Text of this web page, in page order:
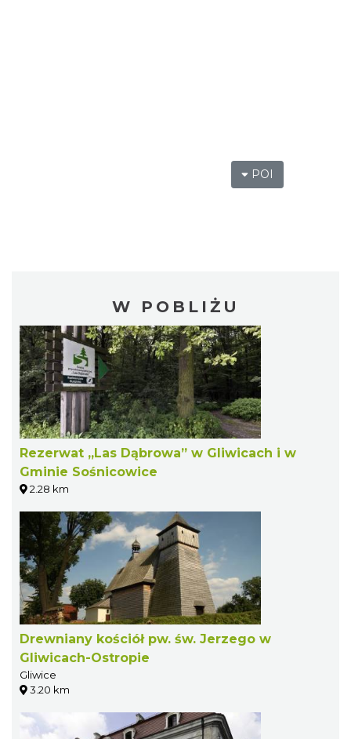
POI
W POBLIŻU
Rezerwat „Las Dąbrowa” w Gliwicach i w
Gminie Sośnicowice
2.28 km
Drewniany kościół pw. św. Jerzego w
Gliwicach-Ostropie
Gliwice
3.20 km